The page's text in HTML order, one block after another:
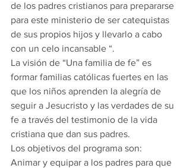
de los padres cristianos para prepararse
para este ministerio de ser catequistas
de sus propios hijos y llevarlo a cabo
con un celo incansable “.
La visión de “Una familia de fe” es
formar familias católicas fuertes en las
que los niños aprenden la alegría de
seguir a Jesucristo y las verdades de su
fe a través del testimonio de la vida
cristiana que dan sus padres.
Los objetivos del programa son:
Animar y equipar a los padres para que